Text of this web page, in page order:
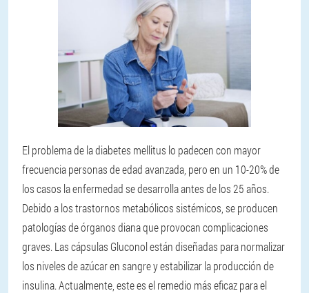
El problema de la diabetes mellitus lo padecen con mayor
frecuencia personas de edad avanzada, pero en un 10-20% de
los casos la enfermedad se desarrolla antes de los 25 años.
Debido a los trastornos metabólicos sistémicos, se producen
patologías de órganos diana que provocan complicaciones
graves. Las cápsulas Gluconol están diseñadas para normalizar
los niveles de azúcar en sangre y estabilizar la producción de
insulina. Actualmente, este es el remedio más eficaz para el